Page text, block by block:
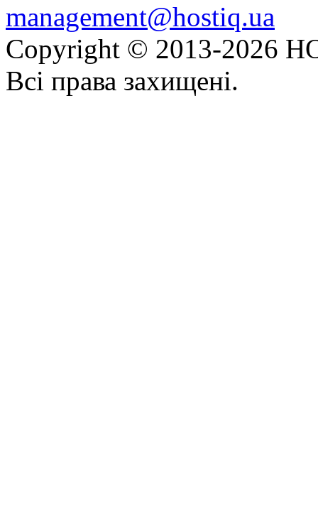
management@hostiq.ua
Copyright © 2013-2026
Всі права захищені.